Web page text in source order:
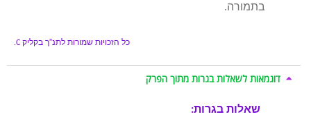
בתמורה.
כל הזכויות שמורות לתנ”ך בקליק C.
דוגמאות לשאלות בגרות מתוך הפרק
שאלות בגרות: